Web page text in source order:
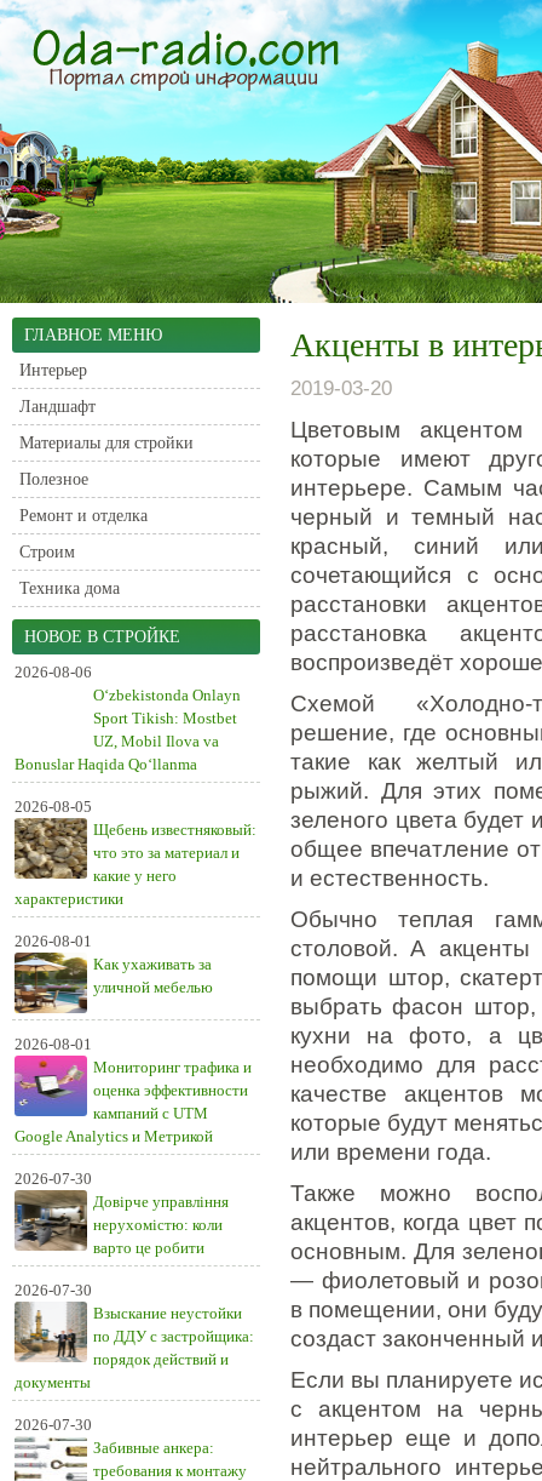
ГЛАВНОЕ МЕНЮ
Интерьер
Ландшафт
Материалы для стройки
Полезное
Ремонт и отделка
Строим
Техника дома
НОВОЕ В СТРОЙКЕ
2026-08-06
O‘zbekistonda Onlayn
Sport Tikish: Mostbet
UZ, Mobil Ilova va
Bonuslar Haqida Qo‘llanma
2026-08-05
Щебень известняковый:
что это за материал и
какие у него
характеристики
2026-08-01
Как ухаживать за
уличной мебелью
2026-08-01
Мониторинг трафика и
оценка эффективности
кампаний с UTM
Google Analytics и Метрикой
2026-07-30
Довірче управління
нерухомістю: коли
варто це робити
2026-07-30
Взыскание неустойки
по ДДУ с застройщика:
порядок действий и
документы
2026-07-30
Забивные анкера:
требования к монтажу
Акценты в
2019-03-20
Цветовым акцентом
которые имеют
интерьере. Самым
черный и темный
красный, синий
сочетающийся с
расстановки
расстановка
воспроизведёт
Схемой «Холодно-
решение, где
такие как желтый
рыжий. Для этих
зеленого цвета будет
общее впечатление от
и естественность.
Обычно теплая
столовой. А
помощи штор,
выбрать фасон штор,
кухни на фото, а
необходимо для
качестве акцентов
которые будут
или времени года.
Также можно
акцентов, когда цвет
основным. Для
— фиолетовый и
в помещении, они
создаст законченный
Если вы планируете
с акцентом на
интерьер еще и
нейтрального